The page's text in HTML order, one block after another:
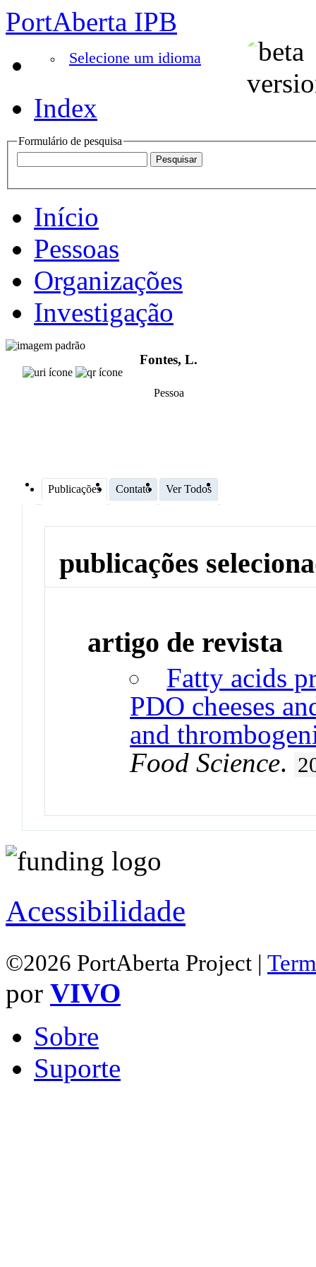
PortAberta IPB
Selecione um idioma
Index
Formulário de pesquisa
Início
Pessoas
Organizações
Investigação
Fontes, L.
Pessoa
Publicações Contato Ver Todos
publicações
artigo de revista
Fatty acids
PDO cheeses
and
Food Science.
Acessibilidade
©2026 PortAberta Project |
por VIVO
Sobre
Suporte